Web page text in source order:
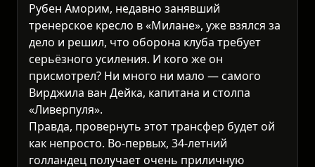
Рубен Аморим, недавно занявший
тренерское кресло в «Милане», уже взялся за
дело и решил, что оборона клуба требует
серьёзного усиления. И кого же он
присмотрел? Ни много ни мало — самого
Вирджила ван Дейка, капитана и столпа
«Ливерпуля».
Правда, провернуть этот трансфер будет ой
как непросто. Во-первых, 34-летний
голландец получает очень приличную